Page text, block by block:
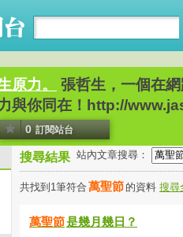
原力。
張哲生，一個在
與你同在！http://
0 訂閱站台
搜尋結果 站內文章搜尋：
共找到1筆符合 萬聖節 的資料 搜尋
萬聖節是幾月幾日？